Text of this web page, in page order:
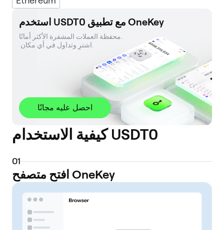
استخدم USDT0 مع تطبيق OneKey
محفظة العملات المشفرة الأكثر أمانًا.
احصل عليه مجانًا
كيفية الاستخدام USDT0
01
افتح متصفح OneKey